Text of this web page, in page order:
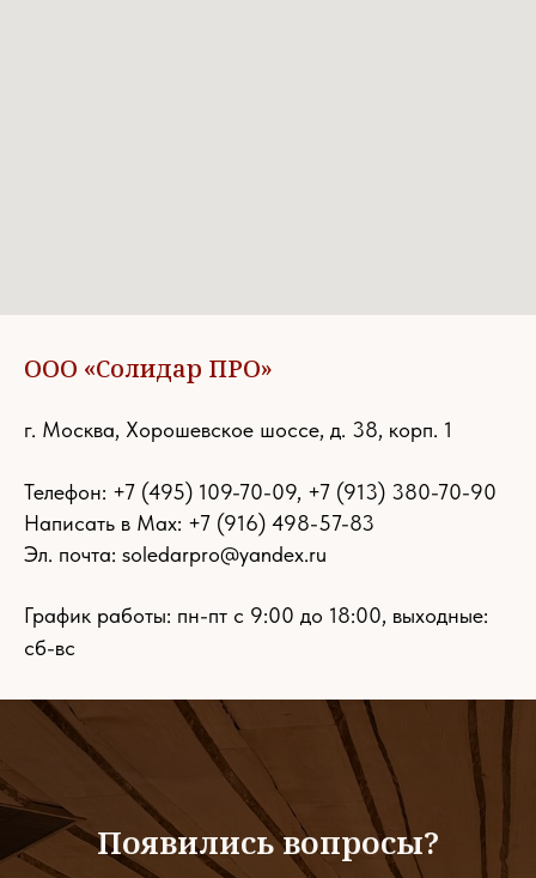
ООО «Солидар ПРО»
г. Москва, Хорошевское шоссе, д. 38, корп. 1
Телефон: +7 (495) 109-70-09, +7 (913) 380-70-90
Написать в Max: +7 (916) 498-57-83
Эл. почта: soledarpro@yandex.ru
График работы: пн-пт с 9:00 до 18:00, выходные:
сб-вс
Появились вопросы?